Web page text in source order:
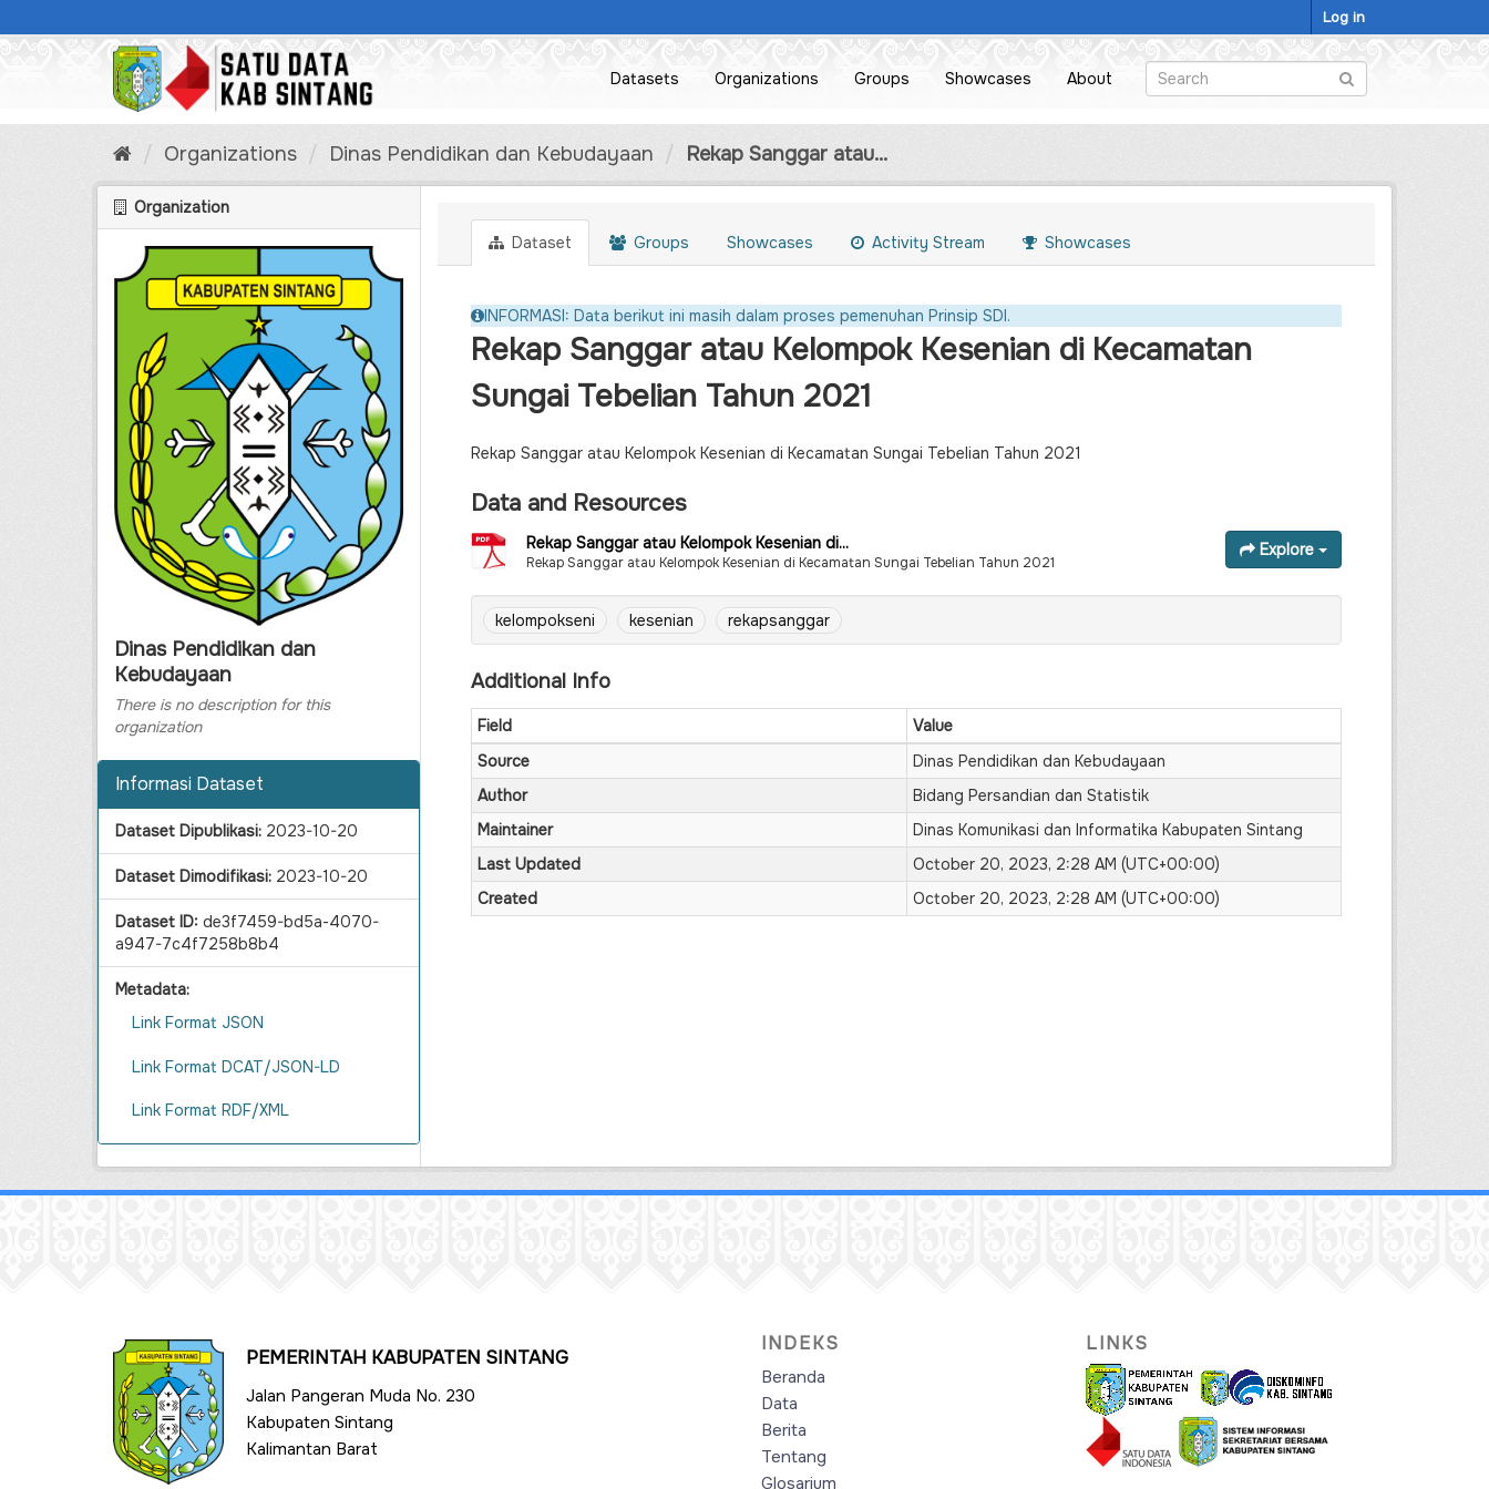
to
Log in
Datasets Organizations Groups Showcases About
Organizations Dinas Pendidikan dan Kebudayaan Rekap Sanggar atau...
Organization
Dinas Pendidikan dan
Kebudayaan
There is no description for this
organization
Informasi Dataset
Dataset Dipublikasi: 2023-10-20
Dataset Dimodifikasi: 2023-10-20
Dataset ID: de3f7459-bd5a-4070-
a947-7c4f7258b8b4
Metadata:
Link Format JSON
Link Format DCAT/JSON-LD
Link Format RDF/XML
Dataset Groups Showcases Activity Stream Showcases
INFORMASI: Data berikut ini masih dalam proses pemenuhan Prinsip SDI.
Rekap Sanggar atau Kelompok Kesenian di Kecamatan
Sungai Tebelian Tahun 2021
Rekap Sanggar atau Kelompok Kesenian di Kecamatan Sungai Tebelian Tahun 2021
Data and Resources
Rekap Sanggar atau Kelompok Kesenian di...
Rekap Sanggar atau Kelompok Kesenian di Kecamatan Sungai Tebelian Tahun 2021
Explore
kelompokseni kesenian rekapsanggar
Additional Info
Field
Value
Source
Dinas Pendidikan dan Kebudayaan
Author
Bidang Persandian dan Statistik
Maintainer
Dinas Komunikasi dan Informatika Kabupaten Sintang
Last Updated
October 20, 2023, 2:28 AM (UTC+00:00)
Created
October 20, 2023, 2:28 AM (UTC+00:00)
PEMERINTAH KABUPATEN SINTANG
Jalan Pangeran Muda No. 230
Kabupaten Sintang
Kalimantan Barat
INDEKS
Beranda
Data
Berita
Tentang
Glosarium
LINKS